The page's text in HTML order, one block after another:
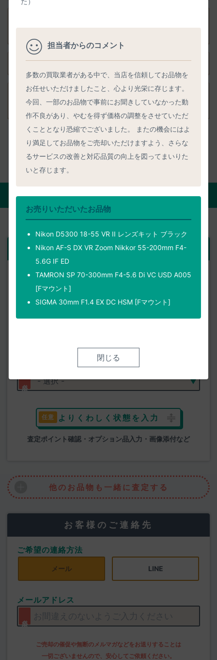
担当者からのコメント
多数の買取業者がある中で、当店を信頼してお品物を
お任せいただけましたこと、心より光栄に存じます。
今回、一部のお品物で事前にお聞きしていなかった動
作不良があり、やむを得ず価格の調整をさせていただ
くこととなり恐縮でございました。 またの機会にはよ
り満足してお品物をご売却いただけますよう、さらな
るサービスの改善と対応品質の向上を図ってまいりた
いと存じます。
お売りいただいたお品物
Nikon D5300 18-55 VR II レンズキット ブラック
Nikon AF-S DX VR Zoom Nikkor 55-200mm F4-
5.6G IF ED
TAMRON SP 70-300mm F4-5.6 Di VC USD A005
[Fマウント]
SIGMA 30mm F1.4 EX DC HSM [Fマウント]
閉じる
品物と一緒に送る必要がある書類はありますか？
事前査定を依頼した後の手続きに迷うことはありません
正確な事前査定を匿名で依頼する
ご依頼品1点目
製品名
使用状態
よりくわしく状態を入力
査定ポイント確認・オプション品入力・画像添付など
他のお品物も一緒に査定する
お客様のご連絡先
ご希望の連絡方法
メール LINE
メールアドレス